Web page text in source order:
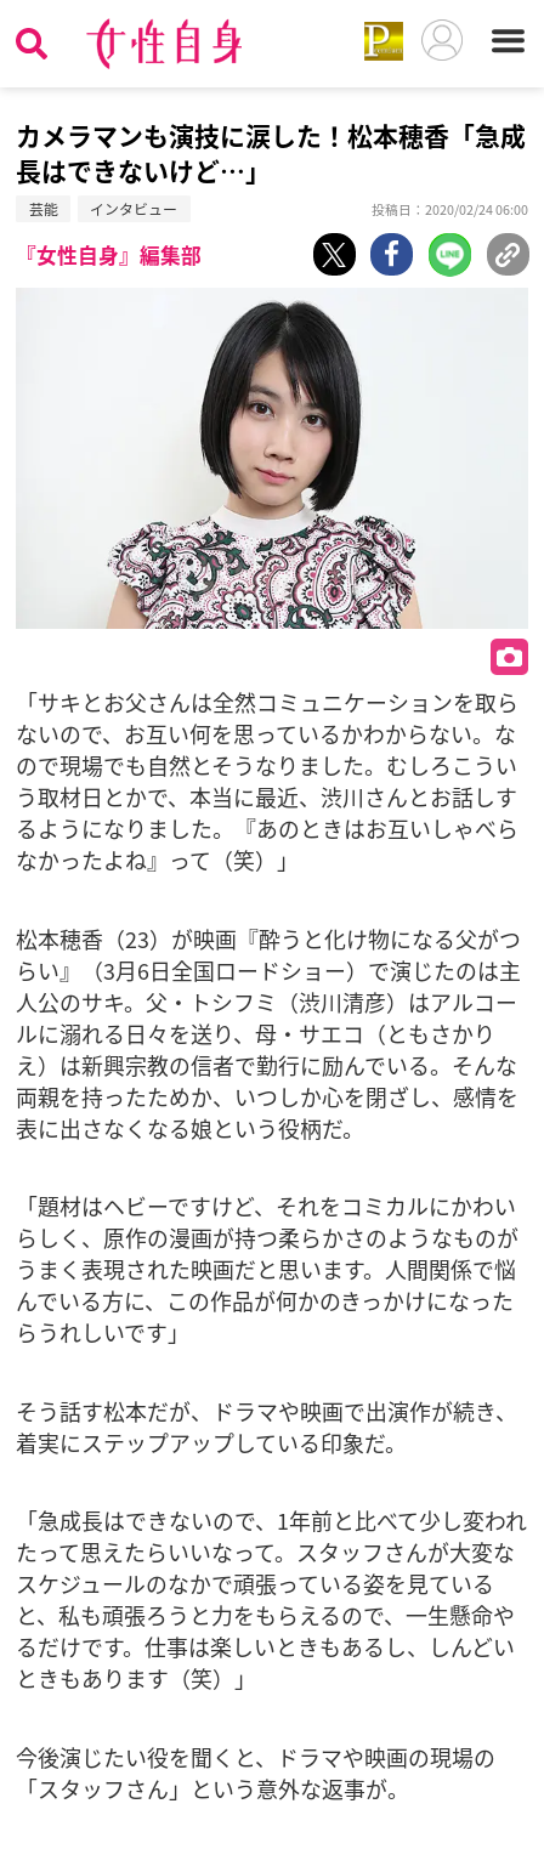
カメラマンも演技に涙した！松本穂香「急成
長はできないけど…」
芸能 インタビュー 投稿日：2020/02/24 06:00
『女性自身』編集部
「サキとお父さんは全然コミュニケーションを取ら
ないので、お互い何を思っているかわからない。な
ので現場でも自然とそうなりました。むしろこうい
う取材日とかで、本当に最近、渋川さんとお話しす
るようになりました。『あのときはお互いしゃべら
なかったよね』って（笑）」
松本穂香（23）が映画『酔うと化け物になる父がつ
らい』（3月6日全国ロードショー）で演じたのは主
人公のサキ。父・トシフミ（渋川清彦）はアルコー
ルに溺れる日々を送り、母・サエコ（ともさかり
え）は新興宗教の信者で勤行に励んでいる。そんな
両親を持ったためか、いつしか心を閉ざし、感情を
表に出さなくなる娘という役柄だ。
「題材はヘビーですけど、それをコミカルにかわい
らしく、原作の漫画が持つ柔らかさのようなものが
うまく表現された映画だと思います。人間関係で悩
んでいる方に、この作品が何かのきっかけになった
らうれしいです」
そう話す松本だが、ドラマや映画で出演作が続き、
着実にステップアップしている印象だ。
「急成長はできないので、1年前と比べて少し変われ
たって思えたらいいなって。スタッフさんが大変な
スケジュールのなかで頑張っている姿を見ている
と、私も頑張ろうと力をもらえるので、一生懸命や
るだけです。仕事は楽しいときもあるし、しんどい
ときもあります（笑）」
今後演じたい役を聞くと、ドラマや映画の現場の
「スタッフさん」という意外な返事が。